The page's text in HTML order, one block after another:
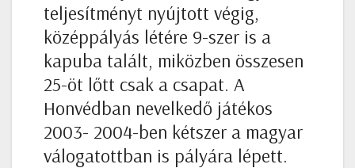
teljesítményt nyújtott végig,
középpályás létére 9-szer is a
kapuba talált, miközben összesen
25-öt lőtt csak a csapat. A
Honvédban nevelkedő játékos
2003- 2004-ben kétszer a magyar
válogatottban is pályára lépett.